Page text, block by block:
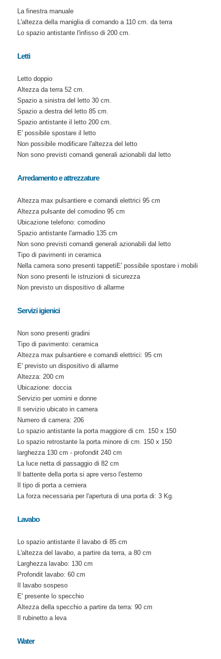
La finestra manuale
L'altezza della maniglia di comando a 110 cm. da terra
Lo spazio antistante l'infisso di 200 cm.
Letti
Letto doppio
Altezza da terra 52 cm.
Spazio a sinistra del letto 30 cm.
Spazio a destra del letto 85 cm.
Spazio antistante il letto 200 cm.
E' possibile spostare il letto
Non possibile modificare l'altezza del letto
Non sono previsti comandi generali azionabili dal letto
Arredamento e attrezzature
Altezza max pulsantiere e comandi elettrici 95 cm
Altezza pulsante del comodino 95 cm
Ubicazione telefono: comodino
Spazio antistante l'armadio 135 cm
Non sono previsti comandi generali azionabili dal letto
Tipo di pavimenti in ceramica
Nella camera sono presenti tappetiE' possibile spostare i mobili
Non sono presenti le istruzioni di sicurezza
Non previsto un dispositivo di allarme
Servizi igienici
Non sono presenti gradini
Tipo di pavimento: ceramica
Altezza max pulsantiere e comandi elettrici: 95 cm
E' previsto un dispositivo di allarme
Altezza: 200 cm
Ubicazione: doccia
Servizio per uomini e donne
Il servizio ubicato in camera
Numero di camera: 206
Lo spazio antistante la porta maggiore di cm. 150 x 150
Lo spazio retrostante la porta minore di cm. 150 x 150
larghezza 130 cm - profondit 240 cm
La luce netta di passaggio di 82 cm
Il battente della porta si apre verso l'esterno
Il tipo di porta a cerniera
La forza necessaria per l'apertura di una porta di: 3 Kg.
Lavabo
Lo spazio antistante il lavabo di 85 cm
L'altezza del lavabo, a partire da terra, a 80 cm
Larghezza lavabo: 130 cm
Profondit lavabo: 60 cm
Il lavabo sospeso
E' presente lo specchio
Altezza della specchio a partire da terra: 90 cm
Il rubinetto a leva
Water